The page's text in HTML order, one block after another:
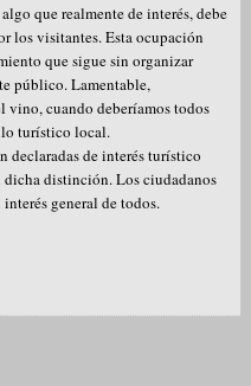
que realmente de interés, debe
los visitantes. Esta ocupación
que sigue sin organizar
público. Lamentable,
vino, cuando deberíamos todos
turístico local.
declaradas de interés turístico
dicha distinción. Los ciudadanos
general de todos.